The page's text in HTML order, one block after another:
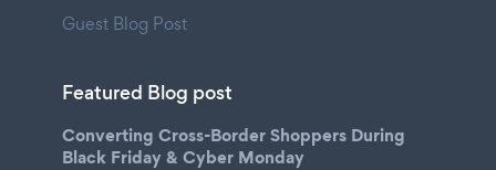
Guest Blog Post
Featured Blog post
Converting Cross-Border Shoppers During
Black Friday & Cyber Monday